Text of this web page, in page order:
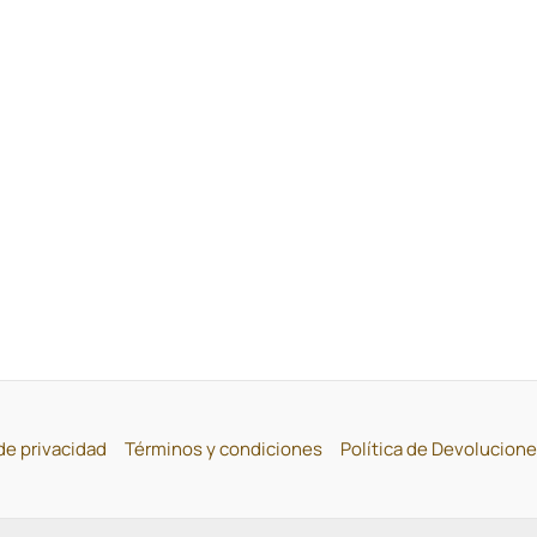
privacidad Términos y condiciones Política de